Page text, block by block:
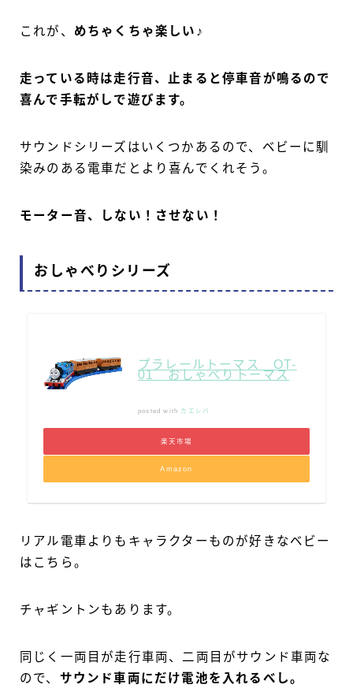
これが、 めちゃくちゃ楽しい♪
走っている時は走行音、止まると停車音が鳴るので
喜んで手転がしで遊びます。
サウンドシリーズはいくつかあるので、ベビーに馴
染みのある電車だとより喜んでくれそう。
モーター音、しない！させない！
おしゃべりシリーズ
プラレールトーマス OT-
01 おしゃべりトーマス
posted with カエレバ
楽天市場
Amazon
リアル電車よりもキャラクターものが好きなベビー
はこちら。
チャギントンもあります。
同じく一両目が走行車両、二両目がサウンド車両な
ので、 サウンド車両にだけ電池を入れるべし。